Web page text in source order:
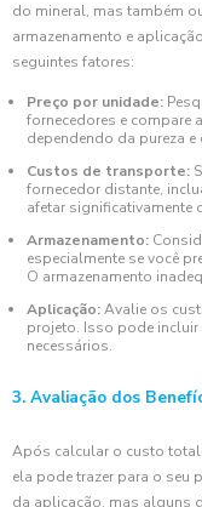
do mineral, mas também
armazenamento e
seguintes fatores:
Preço por unidade:
fornecedores e compare
dependendo da pureza
Custos de transporte:
fornecedor distante,
afetar significativamente
Armazenamento:
especialmente se você
O armazenamento
Aplicação:Avalie os
projeto. Isso pode
necessários.
3. Avaliação dos
Após calcular o custo total
ela pode trazer para o seu
da aplicação, mas alguns